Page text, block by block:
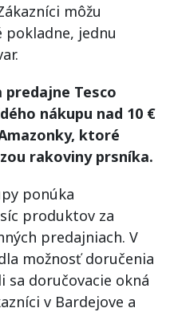
môžu
jednu
Tesco
nákupu nad 10 €
ktoré
rakoviny prsníka.
ponúka
produktov za
predajniach. V
možnosť doručenia
sa doručovacie okná
v Bardejove a